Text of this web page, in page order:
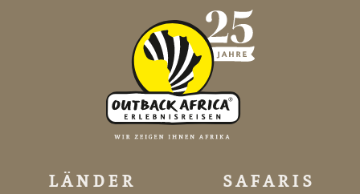
LÄNDER SAFARIS